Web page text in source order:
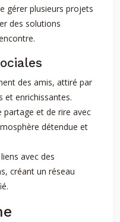
gérer plusieurs projets
des solutions
des amis, attiré par
et enrichissantes.
partage et de rire avec
détendue et
avec des
créant un réseau